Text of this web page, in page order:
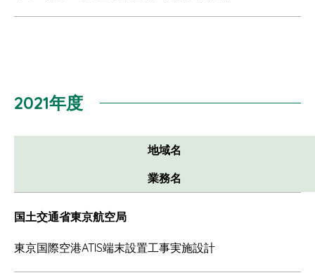
2021年度
地域名
業務名
国土交通省東京航空局
東京国際空港ATIS端末設置工事実施設計